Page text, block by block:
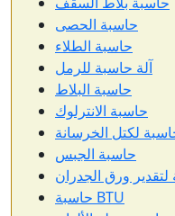
حاسبة الحصى
حاسبة الطلاء
آلة حاسبة للرمل
حاسبة البلاط
حاسبة الانترلوك
لكتل الخرسانة
حاسبة الجبس
لتقدير ورق الجدران
حاسبة BTU